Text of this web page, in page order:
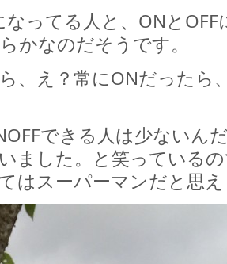
ってる人と、ONと
かなのだそうです。
、え？常にONだったら
できる人は少ないん
ました。と笑っている
はスーパーマンだと思